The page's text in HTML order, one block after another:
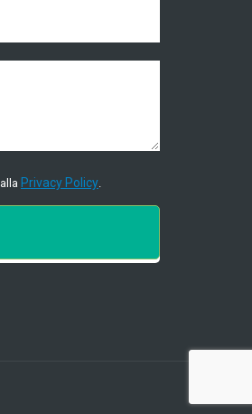
Privacy Policy.